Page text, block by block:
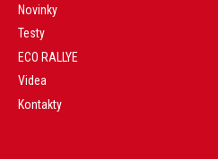
Novinky
Testy
ECO RALLYE
Videa
Kontakty